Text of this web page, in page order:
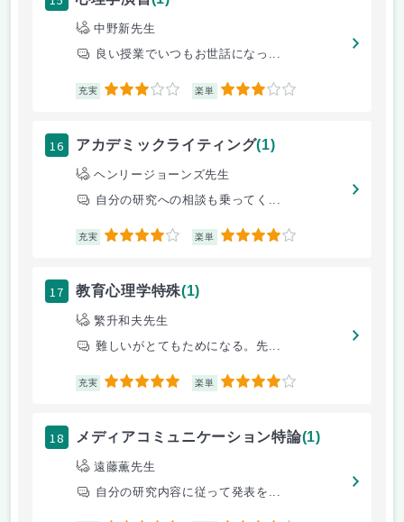
中野新先生
良い授業でいつもお世話になっ...
充実 3 楽単 3
16 アカデミックライティング(1)
ヘンリージョーンズ先生
自分の研究への相談も乗ってく...
充実 4 楽単 4
17 教育心理学特殊(1)
繁升和夫先生
難しいがとてもためになる。先...
充実 5 楽単 4
18 メディアコミュニケーション特論(1)
遠藤薫先生
自分の研究内容に従って発表を...